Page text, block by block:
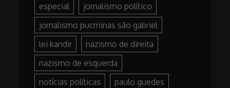
especial
jornalismo político
jornalismo pucminas são gabriel
lei kandir
nazismo de direita
nazismo de esquerda
notícias políticas
paulo guedes